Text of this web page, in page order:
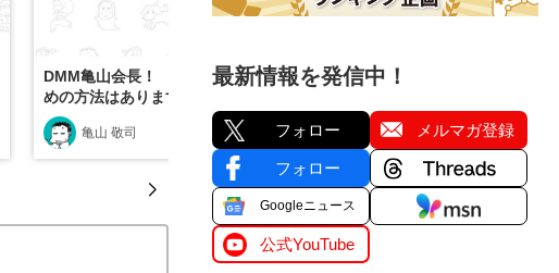
DMM亀山会長！ 偉い方々と会っても緊張しないた
めの方法はありますか？
亀山 敬司 2020/11/30
最新情報を発信中！
フォロー メルマガ登録
フォロー
Googleニュース
公式YouTube